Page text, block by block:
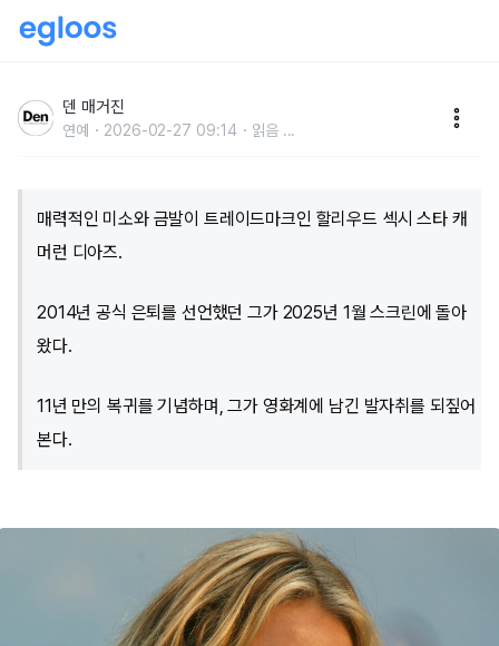
덴 매거진
연예 2026-02-27 09:14 읽음 ...
매력적인 미소와 금발이 트레이드마크인 할리우드 섹시 스타 캐
머런 디아즈.
2014년 공식 은퇴를 선언했던 그가 2025년 1월 스크린에 돌아
왔다.
11년 만의 복귀를 기념하며, 그가 영화계에 남긴 발자취를 되짚어
본다.